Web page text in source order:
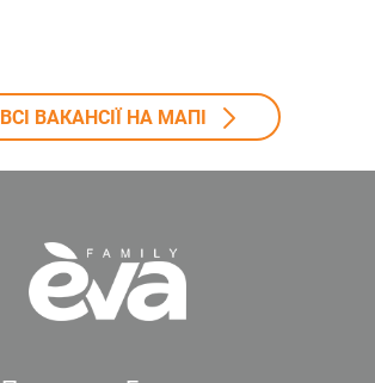
ВСІ ВАКАНСІЇ НА МАПІ